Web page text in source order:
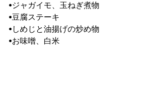
•ジャガイモ、玉ねぎ煮物
•豆腐ステーキ
•しめじと油揚げの炒め物
•お味噌、白米